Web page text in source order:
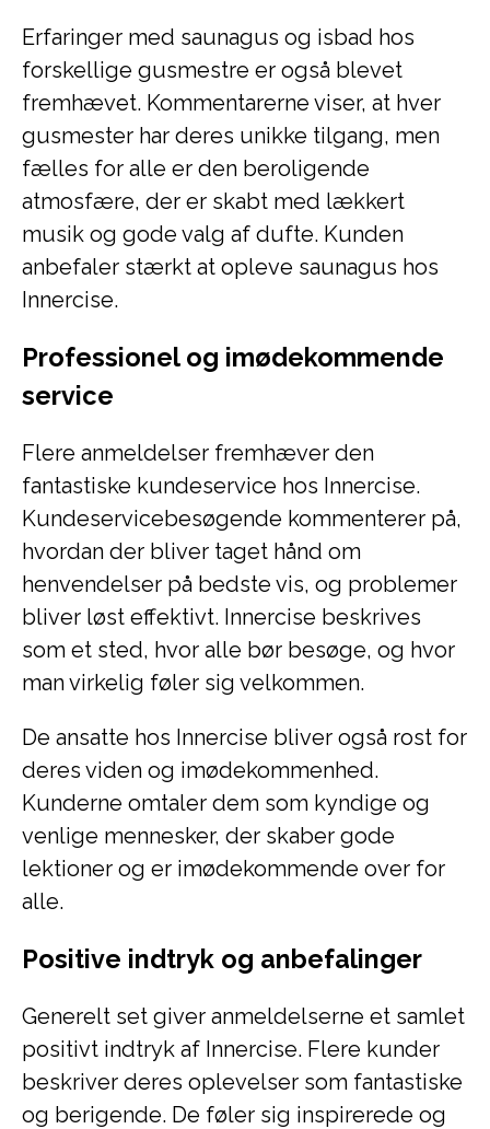
Erfaringer med saunagus og isbad hos
forskellige gusmestre er også blevet
fremhævet. Kommentarerne viser, at hver
gusmester har deres unikke tilgang, men
fælles for alle er den beroligende
atmosfære, der er skabt med lækkert
musik og gode valg af dufte. Kunden
anbefaler stærkt at opleve saunagus hos
Innercise.
Professionel og imødekommende
service
Flere anmeldelser fremhæver den
fantastiske kundeservice hos Innercise.
Kundeservicebesøgende kommenterer på,
hvordan der bliver taget hånd om
henvendelser på bedste vis, og problemer
bliver løst effektivt. Innercise beskrives
som et sted, hvor alle bør besøge, og hvor
man virkelig føler sig velkommen.
De ansatte hos Innercise bliver også rost for
deres viden og imødekommenhed.
Kunderne omtaler dem som kyndige og
venlige mennesker, der skaber gode
lektioner og er imødekommende over for
alle.
Positive indtryk og anbefalinger
Generelt set giver anmeldelserne et samlet
positivt indtryk af Innercise. Flere kunder
beskriver deres oplevelser som fantastiske
og berigende. De føler sig inspirerede og